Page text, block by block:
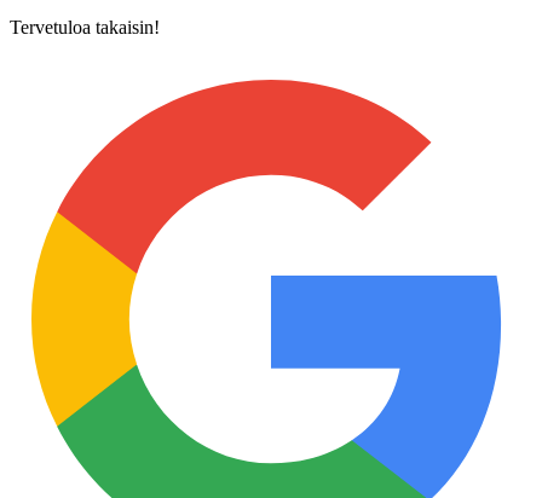
Tervetuloa takaisin!